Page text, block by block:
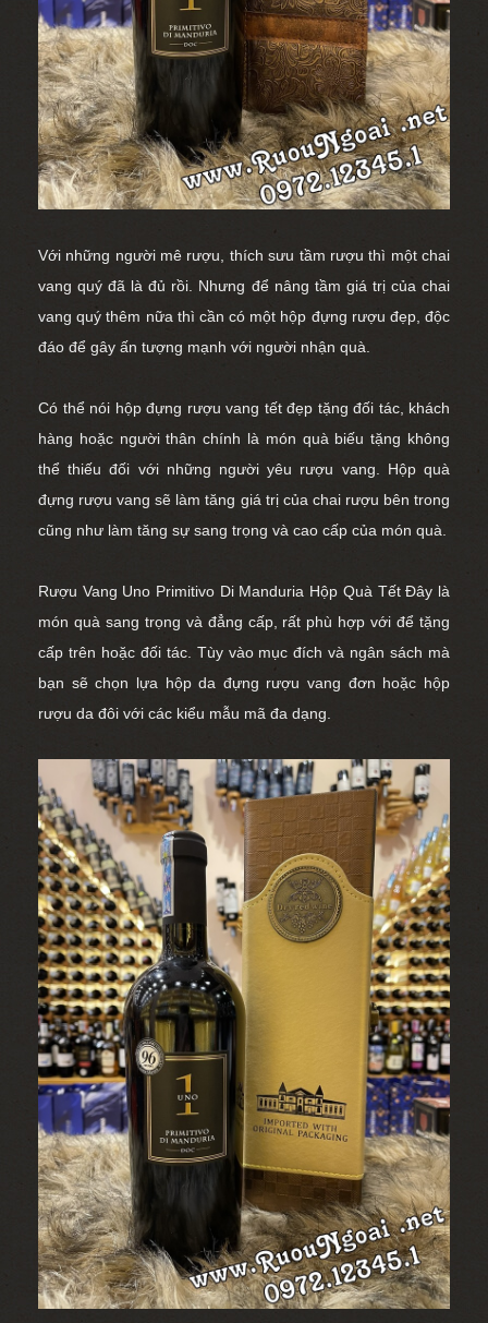
Với những người mê rượu, thích sưu tầm rượu thì một chai
vang quý đã là đủ rồi. Nhưng để nâng tầm giá trị của chai
vang quý thêm nữa thì cần có một hộp đựng rượu đẹp, độc
đáo để gây ấn tượng mạnh với người nhận quà.
Có thể nói hộp đựng rượu vang tết đẹp tặng đối tác, khách
hàng hoặc người thân chính là món quà biếu tặng không
thể thiếu đối với những người yêu rượu vang. Hộp quà
đựng rượu vang sẽ làm tăng giá trị của chai rượu bên trong
cũng như làm tăng sự sang trọng và cao cấp của món quà.
Rượu Vang Uno Primitivo Di Manduria Hộp Quà TếtĐây là
món quà sang trọng và đẳng cấp, rất phù hợp với để tặng
cấp trên hoặc đối tác. Tùy vào mục đích và ngân sách mà
bạn sẽ chọn lựa hộp da đựng rượu vang đơn hoặc hộp
rượu da đôi với các kiểu mẫu mã đa dạng.